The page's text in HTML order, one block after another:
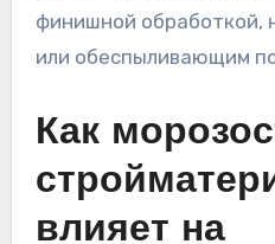
финишной обработкой,
или обеспыливающим
Как
влияет на